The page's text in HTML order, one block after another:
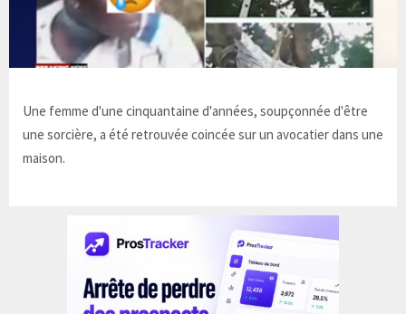
Une femme d'une cinquantaine d'années, soupçonnée d'être
une sorcière, a été retrouvée coincée sur un avocatier dans une
maison.